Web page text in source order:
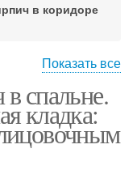
в коридоре
под кирпич
Показать все
спальне.
кладка: